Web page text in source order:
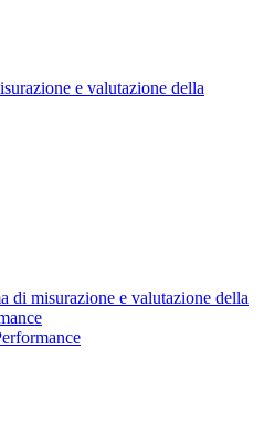
e valutazione della
di misurazione e valutazione della